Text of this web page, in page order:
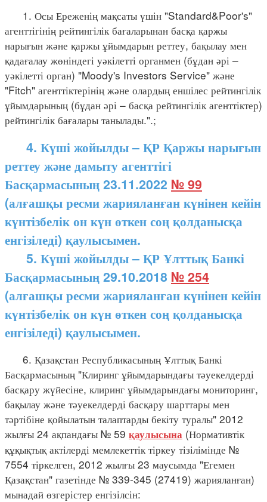
1. Осы Ереженің мақсаты үшін "Standard&Poor's"
агенттігінің рейтингілік бағаларынан басқа қаржы
нарығын және қаржы ұйымдарын реттеу, бақылау мен
қадағалау жөніндегі уәкілетті органмен (бұдан әрі –
уәкілетті орган) "Moody's Investors Service" және
"Fitch" агенттіктерінің және олардың еншілес рейтингілік
ұйымдарының (бұдан әрі – басқа рейтингілік агенттіктер)
рейтингілік бағалары танылады.".;
4. Күші жойылды – ҚР Қаржы нарығын
реттеу және дамыту агенттігі
Басқармасының 23.11.2022 № 99
(алғашқы ресми жарияланған күнінен кейін
күнтізбелік он күн өткен соң қолданысқа
енгізіледі) қаулысымен.
5. Күші жойылды – ҚР Ұлттық Банкі
Басқармасының 29.10.2018 № 254
(алғашқы ресми жарияланған күнінен кейін
күнтізбелік он күн өткен соң қолданысқа
енгізіледі) қаулысымен.
6. Қазақстан Республикасының Ұлттық Банкі
Басқармасының "Клиринг ұйымдарындағы тәуекелдерді
басқару жүйесіне, клиринг ұйымдарындағы мониторинг,
бақылау және тәуекелдерді басқару шарттары мен
тәртібіне қойылатын талаптарды бекіту туралы" 2012
жылғы 24 ақпандағы № 59 қаулысына (Нормативтік
құқықтық актілерді мемлекеттік тіркеу тізілімінде №
7554 тіркелген, 2012 жылғы 23 маусымда "Егемен
Қазақстан" газетінде № 339-345 (27419) жарияланған)
мынадай өзгерістер енгізілсін: